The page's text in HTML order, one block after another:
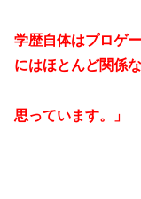
学歴自体はプロゲ
にはほとんど関係
思っています。」